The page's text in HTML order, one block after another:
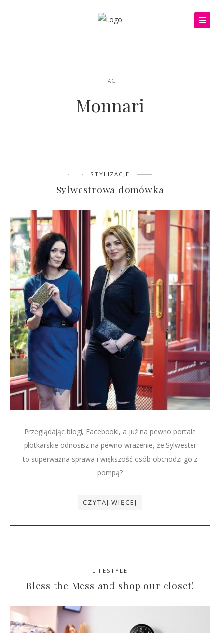
TAG
Monnari
STYLIZACJE
Sylwestrowa domówka
Przeglądając blogi, Facebooki, a już na pewno portale
plotkarskie odnosisz na pewno wrażenie, że Sylwester
to superważna sprawa i większość osób obchodzi go z
pompą?
CZYTAJ WIĘCEJ
LIFESTYLE
Bless the Mess and shop our closet!